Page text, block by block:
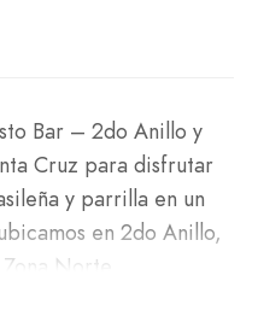
Bar – 2do Anillo y
Cruz para disfrutar
y parrilla en un
en 2do Anillo,
Norte.